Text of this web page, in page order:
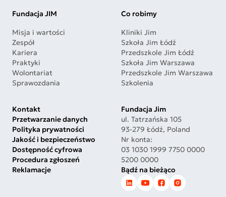
Fundacja JIM
Misja i wartości
Zespół
Kariera
Praktyki
Wolontariat
Sprawozdania
Co robimy
Kliniki Jim
Szkoła Jim Łódź
Przedszkole Jim Łódź
Szkoła Jim Warszawa
Przedszkole Jim Warszawa
Szkolenia
Kontakt
Przetwarzanie danych
Polityka prywatności
Jakość i bezpieczeństwo
Dostępność cyfrowa
Procedura zgłoszeń
Reklamacje
Fundacja Jim
ul. Tatrzańska 105
93-279 Łódź, Poland
Nr konta:
03 1030 1999 7750 0000
5200 0000
Bądź na bieżąco